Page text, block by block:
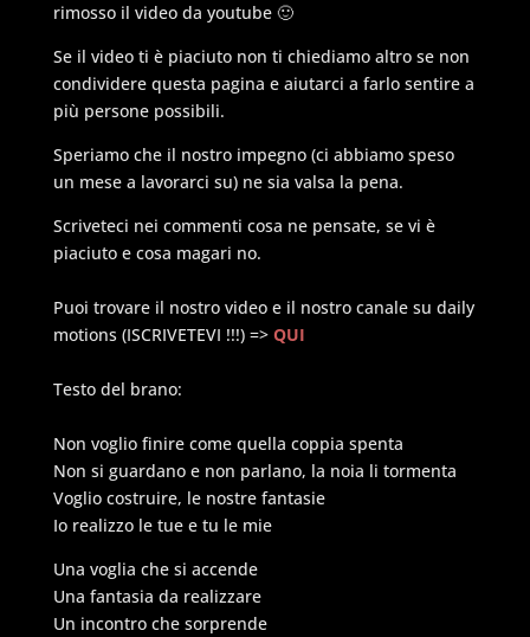
rimosso il video da youtube 🙂
Se il video ti è piaciuto non ti chiediamo altro se non
condividere questa pagina e aiutarci a farlo sentire a
più persone possibili.
Speriamo che il nostro impegno (ci abbiamo speso
un mese a lavorarci su) ne sia valsa la pena.
Scriveteci nei commenti cosa ne pensate, se vi è
piaciuto e cosa magari no.
Puoi trovare il nostro video e il nostro canale su daily
motions (ISCRIVETEVI !!!) => QUI
Testo del brano:
Non voglio finire come quella coppia spenta
Non si guardano e non parlano, la noia li tormenta
Voglio costruire, le nostre fantasie
Io realizzo le tue e tu le mie
Una voglia che si accende
Una fantasia da realizzare
Un incontro che sorprende